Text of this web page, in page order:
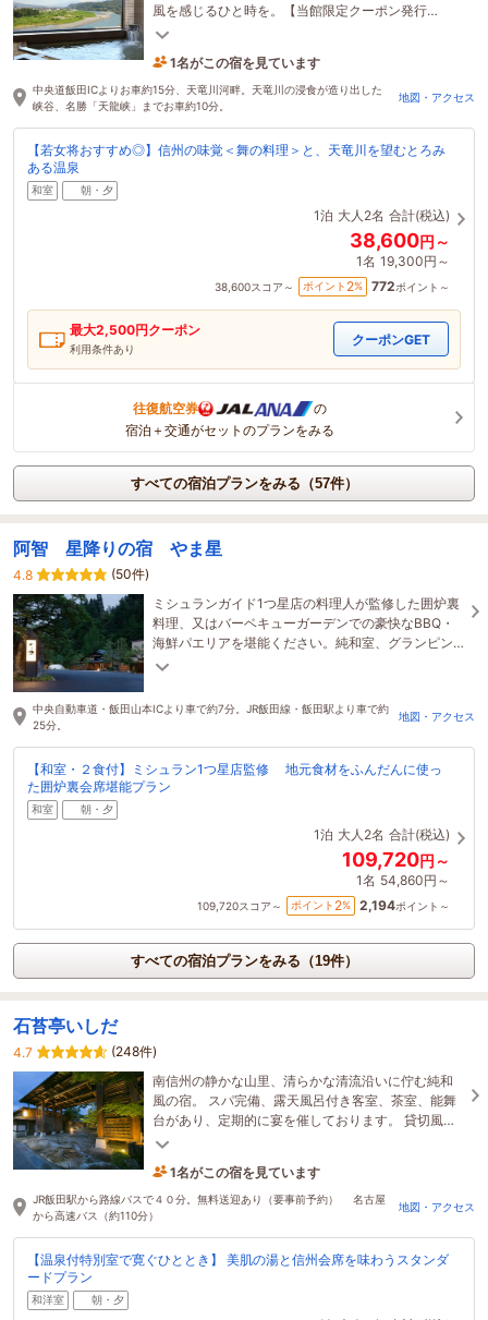
風を感じるひと時を。【当館限定クーポン発行
中！】【南信州の季節の情報はプランとフォトギャ
9時間前に予約されました
中央道飯田ICよりお車約15分、天竜川河畔。天竜川の浸食が造り出した
峡谷、名勝「天龍峡」までお車約10分。
地図・アクセス
【若女将おすすめ◎】信州の味覚＜舞の料理＞と、天竜川を望むとろみ
ある温泉
和室 朝・夕
1泊 大人2名 合計(税込)
38,600円～
1名 19,300円～
38,600スコア～ ポイント 2% 772ポイント～
最大2,500円クーポン
利用条件あり
クーポンGET
往復航空券
の
宿泊＋交通がセットのプランをみる
すべての宿泊プランをみる（57件）
阿智 星降りの宿 やま星
4.8
(50件)
ミシュランガイド1つ星店の料理人が監修した囲炉裏
料理、又はバーベキューガーデンでの豪快なBBQ・
海鮮パエリアを堪能ください。純和室、グランピン
グドームから選べるお宿です。
中央自動車道・飯田山本ICより車で約7分。JR飯田線・飯田駅より車で約
25分。
地図・アクセス
【和室・２食付】ミシュラン1つ星店監修 地元食材をふんだんに使っ
た囲炉裏会席堪能プラン
和室 朝・夕
1泊 大人2名 合計(税込)
109,720円～
1名 54,860円～
109,720スコア～ ポイント 2% 2,194ポイント～
すべての宿泊プランをみる（19件）
石苔亭いしだ
4.7
(248件)
南信州の静かな山里、清らかな清流沿いに佇む純和
風の宿。 スパ完備、露天風呂付き客室、茶室、能舞
台があり、定期的に宴を催しております。 貸切風呂
無料。
9時間前に予約されました
JR飯田駅から路線バスで４０分。無料送迎あり（要事前予約） 名古屋
から高速バス（約110分）
地図・アクセス
【温泉付特別室で寛ぐひととき】 美肌の湯と信州会席を味わうスタンダ
ードプラン
和洋室 朝・夕